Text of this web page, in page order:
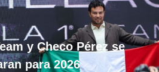
y Checo Pérez se
para 2026